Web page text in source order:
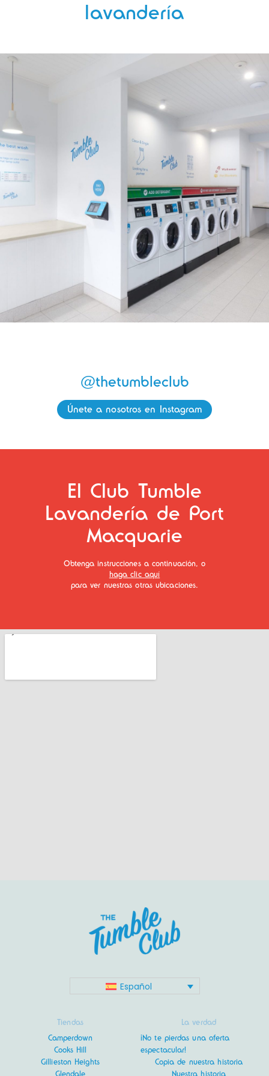
Utiliza nuestra lavadora especial para
lavandería
@thetumbleclub
Únete a nosotros en Instagram
El Club Tumble
Lavandería de Port
Macquarie
Obtenga instrucciones a continuación, o
haga clic aquí
para ver nuestras otras ubicaciones.
Español
Tiendas
Camperdown
Cooks Hill
Gillieston Heights
Glendale
La verdad
¡No te pierdas una oferta
espectacular!
Copia de nuestra historia
Nuestra historia